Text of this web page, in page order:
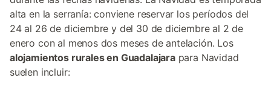
alta en la serranía: conviene reservar los períodos del
24 al 26 de diciembre y del 30 de diciembre al 2 de
enero con al menos dos meses de antelación. Los
alojamientos rurales en Guadalajarapara Navidad
suelen incluir: